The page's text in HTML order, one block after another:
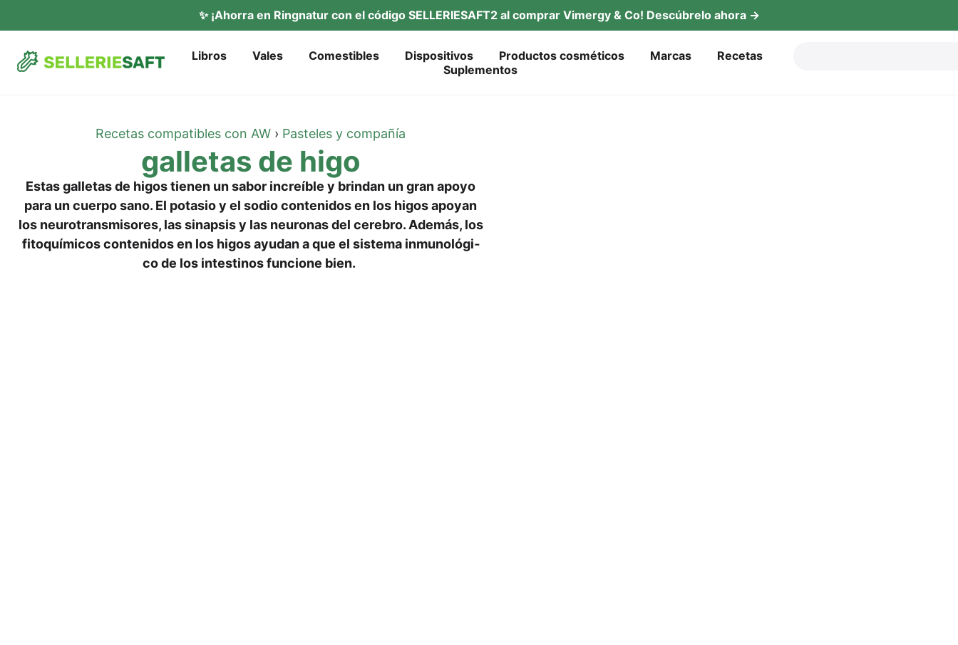
✨ ¡Ahor­ra en Ring­na­tur con el códi­go SELLERIESAFT2 al com­prar Vimer­gy & Co! Descú­b­re­lo ahora →
Libros Vales Comes­ti­bles Dis­po­si­tivos Pro­duc­tos cosméticos Mar­cas
Rece­tas
Suple­ment­os
Rece­tas com­pa­ti­bles con AW › Pas­te­les y compañía
gal­le­tas de higo
Estas gal­le­tas de higos tie­nen un sab­or increí­b­le y brind­an un gran apo­yo
para un cuer­po sano. El pota­sio y el sodio con­teni­dos en los higos apoyan
los neu­ro­trans­miso­res, las sinap­sis y las neu­ro­nas del cere­b­ro. Ade­más, los
fitoquí­mi­cos con­teni­dos en los higos ayu­dan a que el sis­te­ma inmu­noló­gi­
co de los intesti­nos fun­cio­ne bien.